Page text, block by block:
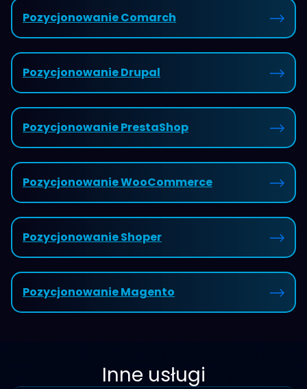
Pozycjonowanie Comarch
Pozycjonowanie Drupal
Pozycjonowanie PrestaShop
Pozycjonowanie WooCommerce
Pozycjonowanie Shoper
Pozycjonowanie Magento
Inne usługi